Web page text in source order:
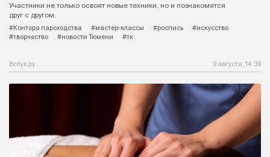
Участники не только освоят новые техники, но и познакомятся
друг с другом.
#Контора пароходства
#мастер-классы #роспись
#искусство
#творчество
#новости Тюмени #тк
Вслух.ру 9 августа, 14:39